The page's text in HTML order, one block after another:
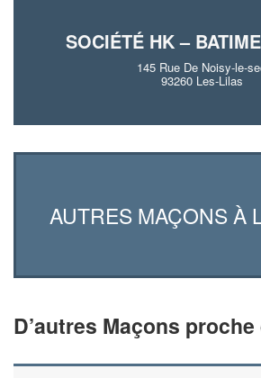
SOCIÉTÉ HK –
145 Rue De Noisy-le-
93260 Les-Lilas
AUTRES MAÇONS À
D’autres Maçons